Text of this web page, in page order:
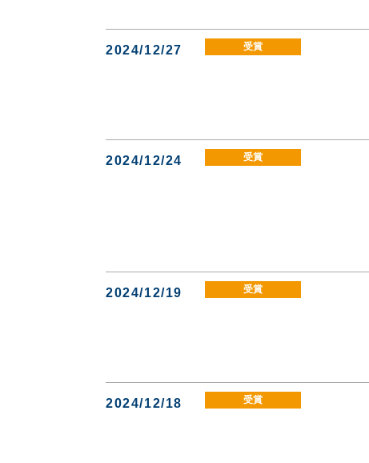
2024/12/27 受賞
2024/12/24 受賞
2024/12/19 受賞
2024/12/18 受賞